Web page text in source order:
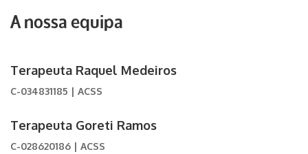
A nossa equipa
Terapeuta Raquel Medeiros
C-034831185 | ACSS
Terapeuta Goreti Ramos
C-028620186 | ACSS